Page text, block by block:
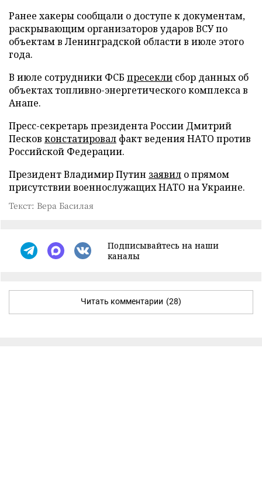
Ранее хакеры сообщали о доступе к документам,
раскрывающим организаторов ударов ВСУ по
объектам в Ленинградской области в июле этого
года.
В июле сотрудники ФСБ пресекли сбор данных об
объектах топливно-энергетического комплекса в
Анапе.
Пресс-секретарь президента России Дмитрий
Песков констатировал факт ведения НАТО против
Российской Федерации.
Президент Владимир Путин заявил о прямом
присутствии военнослужащих НАТО на Украине.
Текст: Вера Басилая
Подписывайтесь на наши
каналы
Читать комментарии (28)